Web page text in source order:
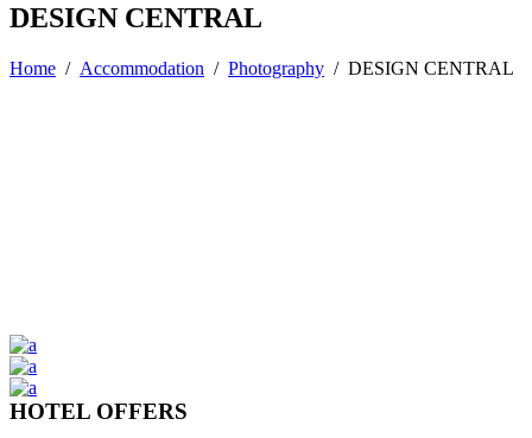
DESIGN CENTRAL
Home / Accommodation / Photography / DESIGN CENTRAL
HOTEL OFFERS